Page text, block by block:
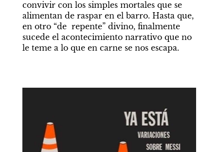
convivir con los simples mortales que se
alimentan de raspar en el barro. Hasta que,
en otro “de  repente” divino, finalmente
sucede el acontecimiento narrativo que no
le teme a lo que en carne se nos escapa.